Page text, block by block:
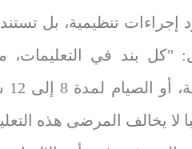
إجراءات تنظيمية، بل
"كل بند في التعليمات،
لا يخالف المرضى هذه